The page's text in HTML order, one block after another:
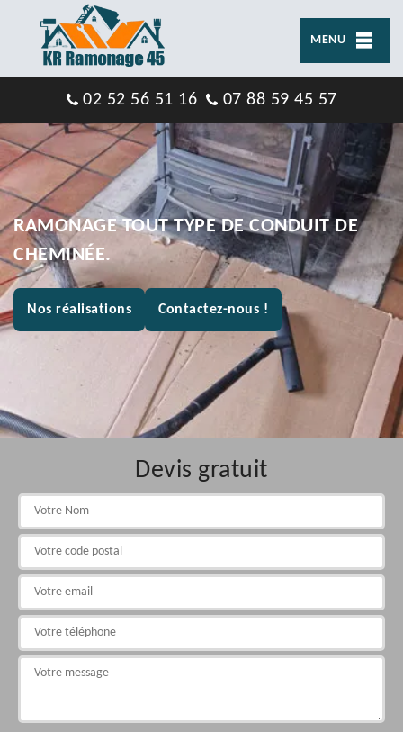
MENU
02 52 56 51 16 07 88 59 45 57
RAMONAGE TOUT TYPE DE CONDUIT DE
CHEMINÉE.
Nos réalisations Contactez-nous !
Devis gratuit